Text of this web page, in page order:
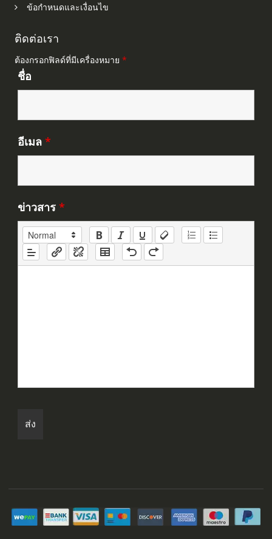
ข้อกำหนดและเงื่อนไข
ติดต่อเรา
ต้องกรอกฟิลด์ที่มีเครื่องหมาย *
ชื่อ
อีเมล *
ข่าวสาร *